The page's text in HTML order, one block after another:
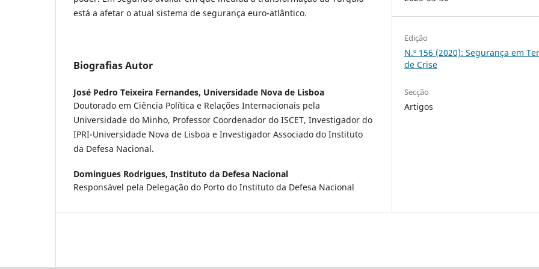
está a afetar o atual sistema de segurança euro-atlântico.
Biografias Autor
José Pedro Teixeira Fernandes, Universidade Nova de Lisboa
Doutorado em Ciência Política e Relações Internacionais pela
Universidade do Minho, Professor Coordenador do ISCET, Investigador do
IPRI-Universidade Nova de Lisboa e Investigador Associado do Instituto
da Defesa Nacional.
Domingues Rodrigues, Instituto da Defesa Nacional
Responsável pela Delegação do Porto do Instituto da Defesa Nacional
Edição
N.º 156 (2020): Segurança em
de Crise
Secção
Artigos